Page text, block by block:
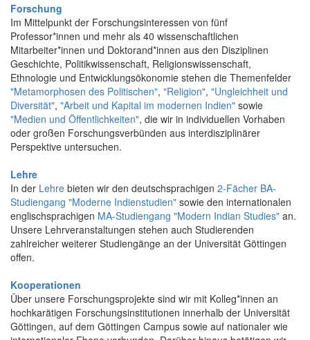
Forschung
Im Mittelpunkt der Forschungsinteressen von fünf
Professor*innen und mehr als 40 wissenschaftlichen
Mitarbeiter*innen und Doktorand*innen aus den Disziplinen
Geschichte, Politikwissenschaft, Religionswissenschaft,
Ethnologie und Entwicklungsökonomie stehen die Themenfelder
"Metamorphosen des Politischen", "Religion", "Ungleichheit und
Diversität", "Arbeit und Kapital im modernen Indien" sowie
"Medien und Öffentlichkeiten", die wir in individuellen Vorhaben
oder großen Forschungsverbünden aus interdisziplinärer
Perspektive untersuchen.
Lehre
In der Lehre bieten wir den deutschsprachigen 2-Fächer BA-
Studiengang "Moderne Indienstudien" sowie den internationalen
englischsprachigen MA-Studiengang "Modern Indian Studies" an.
Unsere Lehrveranstaltungen stehen auch Studierenden
zahlreicher weiterer Studiengänge an der Universität Göttingen
offen.
Kooperationen
Über unsere Forschungsprojekte sind wir mit Kolleg*innen an
hochkarätigen Forschungsinstitutionen innerhalb der Universität
Göttingen, auf dem Göttingen Campus sowie auf nationaler wie